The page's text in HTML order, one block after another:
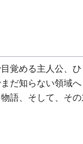
覚める主人公、
だ知らない領域
語、そして、そ